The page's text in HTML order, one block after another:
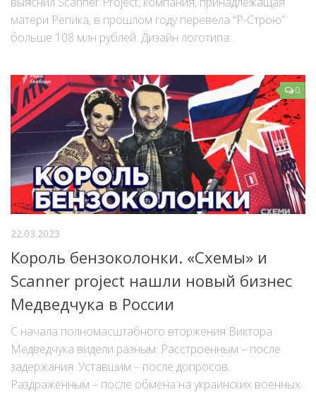
матери Репика, в прошлом году перевела “Р-Строю”
больше 108 млн рублей. Дизайн логотипа...
0
22.03.2023
Король бензоколонки. «Схемы» и
Scanner project нашли новый бизнес
Медведчука в России
С начала полномасштабного вторжения Виктора
Медведчука видели разным. Расстроенным – после
задержания. Уставшим – после допросов.
Раздраженным – после обмена на украинских военных.